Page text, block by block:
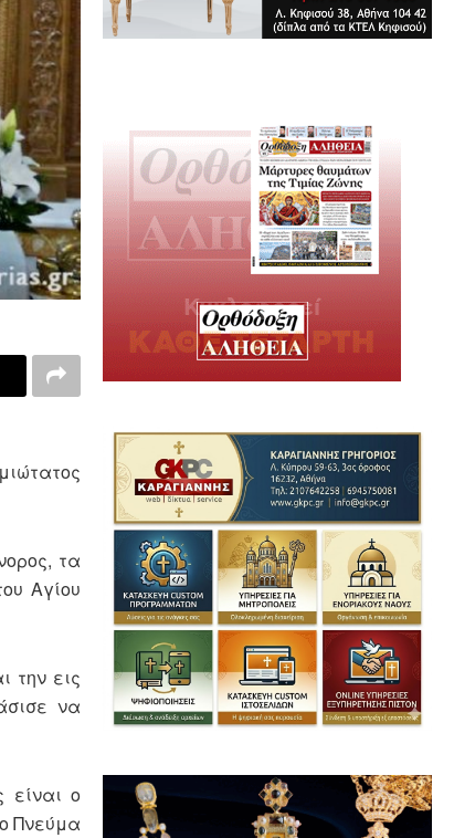
τα
Αγίου
την εις
να
είναι ο
Πνεύμα